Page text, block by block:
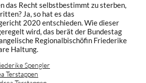
das Recht selbstbestimmt zu sterben,
Ja, so hat es das
2020 entschieden. Wie dieser
wird, das berät der Bundestag
Regionalbischöfin Friederike
Haltung.
Spengler
Terstappen